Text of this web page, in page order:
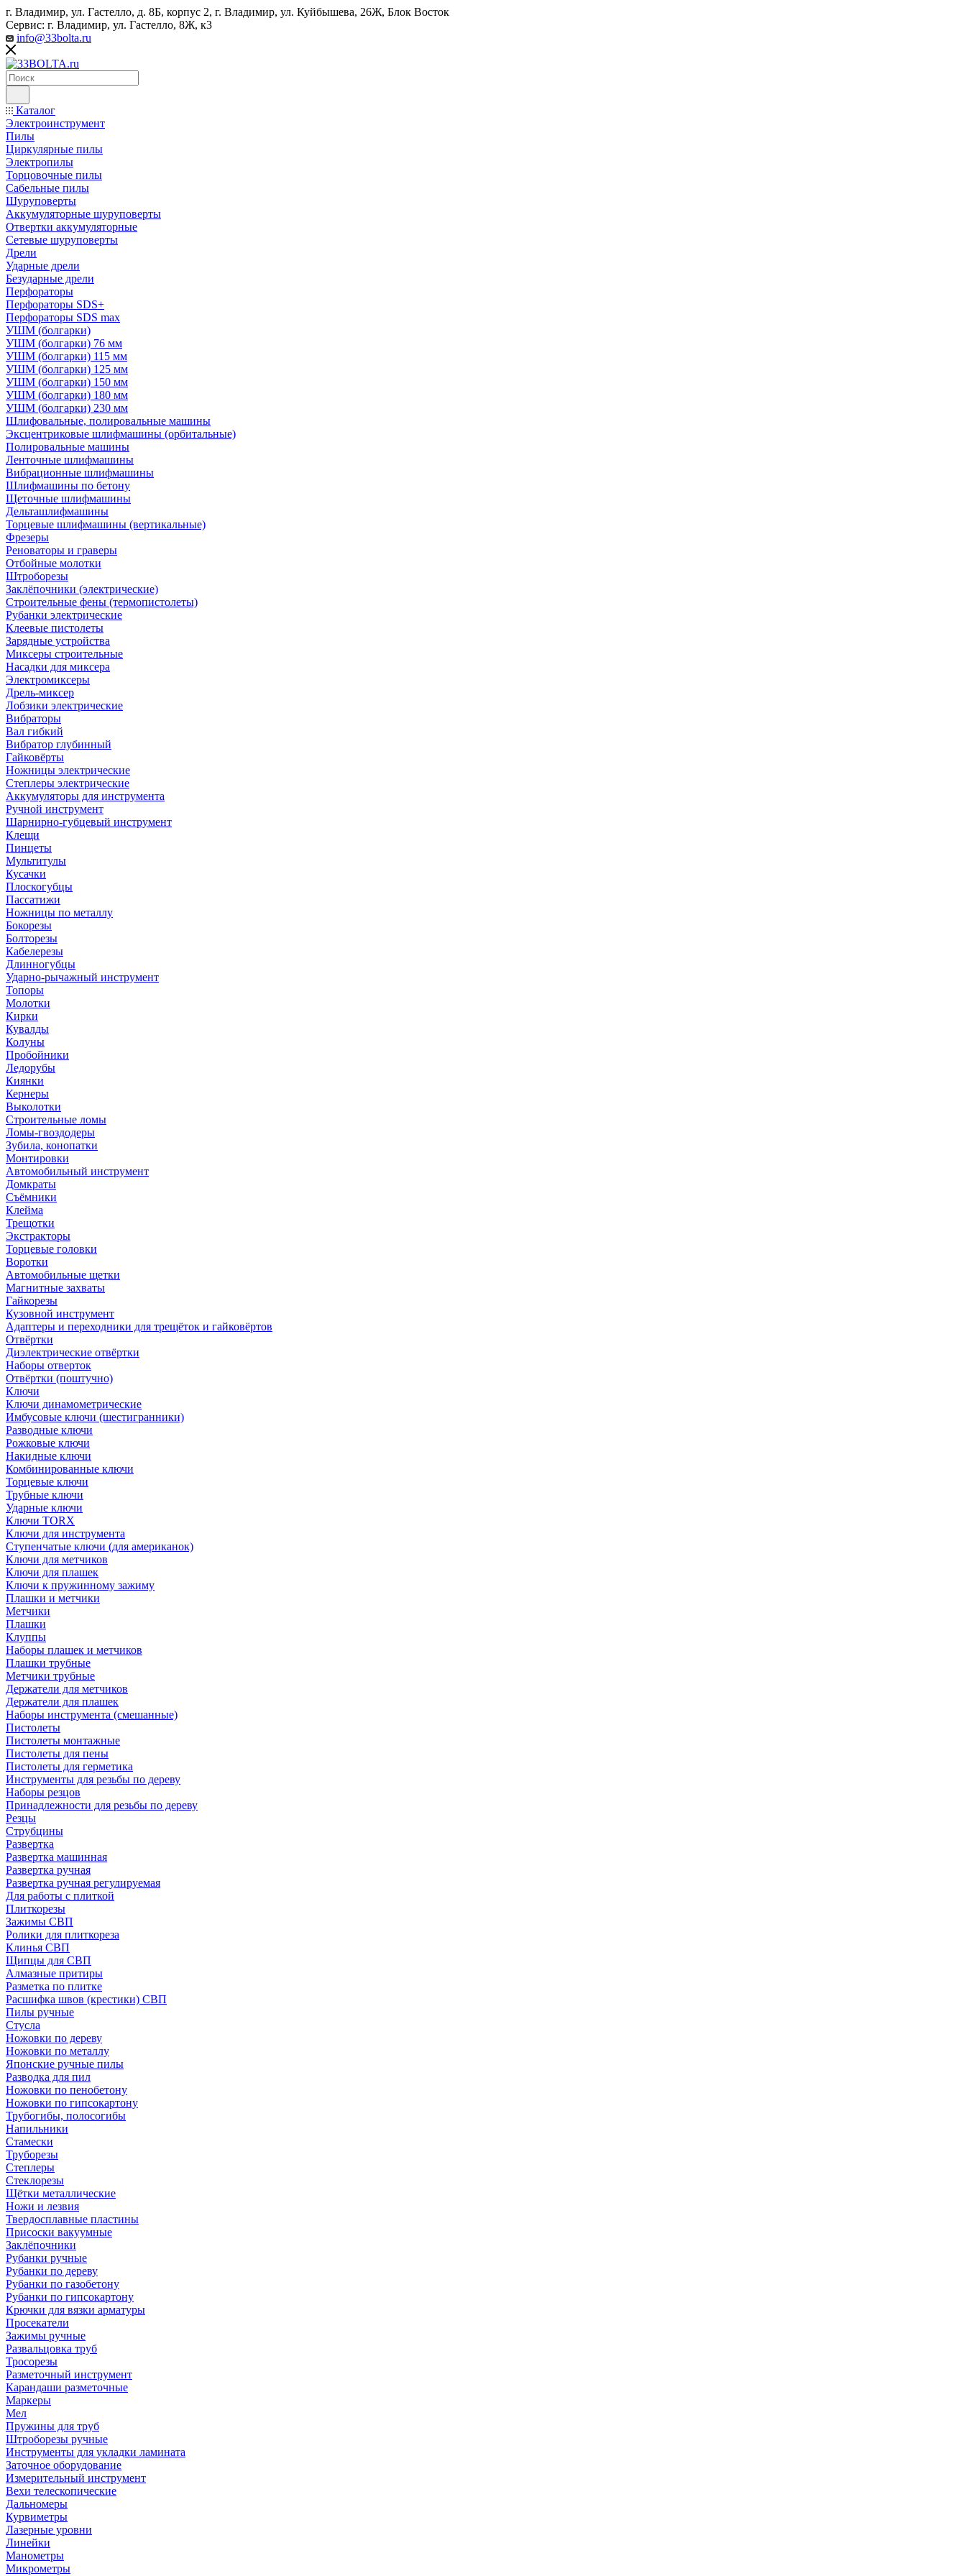
г. Владимир, ул. Гастелло, д. 8Б, корпус 2, г. Владимир, ул. ​Куйбышева, 26Ж, Блок Восток
Сервис: г. Владимир, ул. Гастелло, 8Ж, к3
info@33bolta.ru
Каталог
Электроинструмент
Пилы
Циркулярные пилы
Электропилы
Торцовочные пилы
Сабельные пилы
Шуруповерты
Аккумуляторные шуруповерты
Отвертки аккумуляторные
Сетевые шуруповерты
Дрели
Ударные дрели
Безударные дрели
Перфораторы
Перфораторы SDS+
Перфораторы SDS max
УШМ (болгарки)
УШМ (болгарки) 76 мм
УШМ (болгарки) 115 мм
УШМ (болгарки) 125 мм
УШМ (болгарки) 150 мм
УШМ (болгарки) 180 мм
УШМ (болгарки) 230 мм
Шлифовальные, полировальные машины
Эксцентриковые шлифмашины (орбитальные)
Полировальные машины
Ленточные шлифмашины
Вибрационные шлифмашины
Шлифмашины по бетону
Щеточные шлифмашины
Дельташлифмашины
Торцевые шлифмашины (вертикальные)
Фрезеры
Реноваторы и граверы
Отбойные молотки
Штроборезы
Заклёпочники (электрические)
Строительные фены (термопистолеты)
Рубанки электрические
Клеевые пистолеты
Зарядные устройства
Миксеры строительные
Насадки для миксера
Электромиксеры
Дрель-миксер
Лобзики электрические
Вибраторы
Вал гибкий
Вибратор глубинный
Гайковёрты
Ножницы электрические
Степлеры электрические
Аккумуляторы для инструмента
Ручной инструмент
Шарнирно-губцевый инструмент
Клещи
Пинцеты
Мультитулы
Кусачки
Плоскогубцы
Пассатижи
Ножницы по металлу
Бокорезы
Болторезы
Кабелерезы
Длинногубцы
Ударно-рычажный инструмент
Топоры
Молотки
Кирки
Кувалды
Колуны
Пробойники
Ледорубы
Киянки
Кернеры
Выколотки
Строительные ломы
Ломы-гвоздодеры
Зубила, конопатки
Монтировки
Автомобильный инструмент
Домкраты
Съёмники
Клейма
Трещотки
Экстракторы
Торцевые головки
Воротки
Автомобильные щетки
Магнитные захваты
Гайкорезы
Кузовной инструмент
Адаптеры и переходники для трещёток и гайковёртов
Отвёртки
Диэлектрические отвёртки
Наборы отверток
Отвёртки (поштучно)
Ключи
Ключи динамометрические
Имбусовые ключи (шестигранники)
Разводные ключи
Рожковые ключи
Накидные ключи
Комбинированные ключи
Торцевые ключи
Трубные ключи
Ударные ключи
Ключи TORX
Ключи для инструмента
Ступенчатые ключи (для американок)
Ключи для метчиков
Ключи для плашек
Ключи к пружинному зажиму
Плашки и метчики
Метчики
Плашки
Клуппы
Наборы плашек и метчиков
Плашки трубные
Метчики трубные
Держатели для метчиков
Держатели для плашек
Наборы инструмента (смешанные)
Пистолеты
Пистолеты монтажные
Пистолеты для пены
Пистолеты для герметика
Инструменты для резьбы по дереву
Наборы резцов
Принадлежности для резьбы по дереву
Резцы
Струбцины
Развертка
Развертка машинная
Развертка ручная
Развертка ручная регулируемая
Для работы с плиткой
Плиткорезы
Зажимы СВП
Ролики для плиткореза
Клинья СВП
Щипцы для СВП
Алмазные притиры
Разметка по плитке
Расшифка швов (крестики) СВП
Пилы ручные
Стусла
Ножовки по дереву
Ножовки по металлу
Японские ручные пилы
Разводка для пил
Ножовки по пенобетону
Ножовки по гипсокартону
Трубогибы, полосогибы
Напильники
Стамески
Труборезы
Степлеры
Стеклорезы
Щётки металлические
Ножи и лезвия
Твердосплавные пластины
Присоски вакуумные
Заклёпочники
Рубанки ручные
Рубанки по дереву
Рубанки по газобетону
Рубанки по гипсокартону
Крючки для вязки арматуры
Просекатели
Зажимы ручные
Развальцовка труб
Тросорезы
Разметочный инструмент
Карандаши разметочные
Маркеры
Мел
Пружины для труб
Штроборезы ручные
Инструменты для укладки ламината
Заточное оборудование
Измерительный инструмент
Вехи телескопические
Дальномеры
Курвиметры
Лазерные уровни
Линейки
Манометры
Микрометры